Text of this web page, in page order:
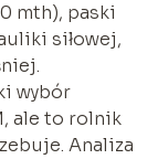
mth), paski
siłowej,
wybór
ale to rolnik
Analiza